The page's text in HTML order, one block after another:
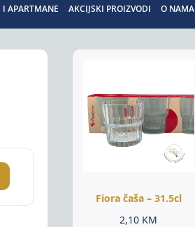
I APARTMANE AKCIJSKI PROIZVODI O NAMA
Fiora čaša – 31.5cl
2,10 KM